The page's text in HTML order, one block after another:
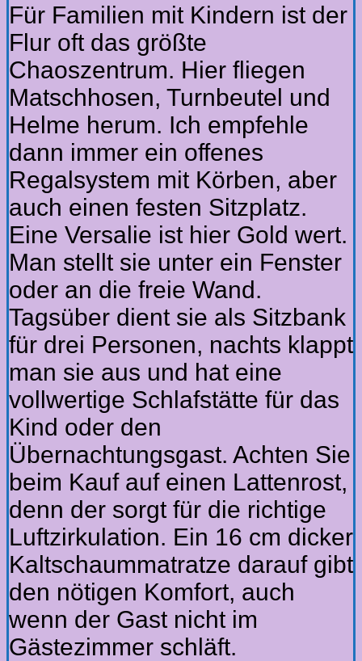
Für Familien mit Kindern ist der
Flur oft das größte
Chaoszentrum. Hier fliegen
Matschhosen, Turnbeutel und
Helme herum. Ich empfehle
dann immer ein offenes
Regalsystem mit Körben, aber
auch einen festen Sitzplatz.
Eine Versalie ist hier Gold wert.
Man stellt sie unter ein Fenster
oder an die freie Wand.
Tagsüber dient sie als Sitzbank
für drei Personen, nachts klappt
man sie aus und hat eine
vollwertige Schlafstätte für das
Kind oder den
Übernachtungsgast. Achten Sie
beim Kauf auf einen Lattenrost,
denn der sorgt für die richtige
Luftzirkulation. Ein 16 cm dicker
Kaltschaummatratze darauf gibt
den nötigen Komfort, auch
wenn der Gast nicht im
Gästezimmer schläft.